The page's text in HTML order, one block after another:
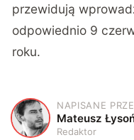
przewidują
odpowiednio 9
roku.
M
NAPISANE
Mateusz
Redaktor